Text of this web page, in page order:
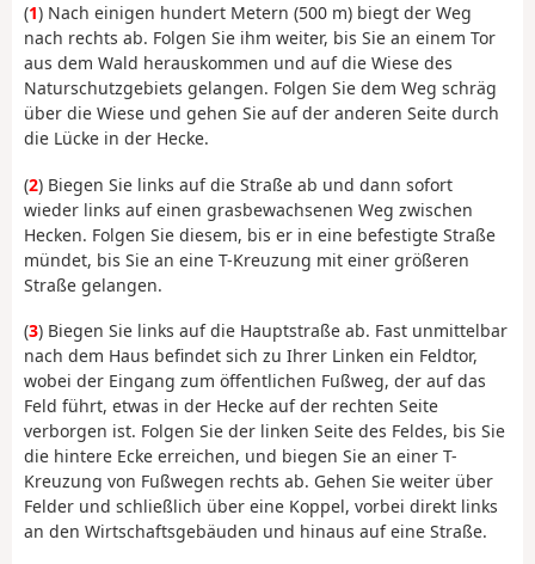
(1) Nach einigen hundert Metern (500 m) biegt der Weg
nach rechts ab. Folgen Sie ihm weiter, bis Sie an einem Tor
aus dem Wald herauskommen und auf die Wiese des
Naturschutzgebiets gelangen. Folgen Sie dem Weg schräg
über die Wiese und gehen Sie auf der anderen Seite durch
die Lücke in der Hecke.
(2) Biegen Sie links auf die Straße ab und dann sofort
wieder links auf einen grasbewachsenen Weg zwischen
Hecken. Folgen Sie diesem, bis er in eine befestigte Straße
mündet, bis Sie an eine T-Kreuzung mit einer größeren
Straße gelangen.
(3) Biegen Sie links auf die Hauptstraße ab. Fast unmittelbar
nach dem Haus befindet sich zu Ihrer Linken ein Feldtor,
wobei der Eingang zum öffentlichen Fußweg, der auf das
Feld führt, etwas in der Hecke auf der rechten Seite
verborgen ist. Folgen Sie der linken Seite des Feldes, bis Sie
die hintere Ecke erreichen, und biegen Sie an einer T-
Kreuzung von Fußwegen rechts ab. Gehen Sie weiter über
Felder und schließlich über eine Koppel, vorbei direkt links
an den Wirtschaftsgebäuden und hinaus auf eine Straße.